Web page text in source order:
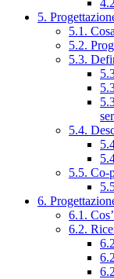
5.
5.1.
5.2.
5.3.
5.4.
5.5. Co-
6.
6.1.
6.2.